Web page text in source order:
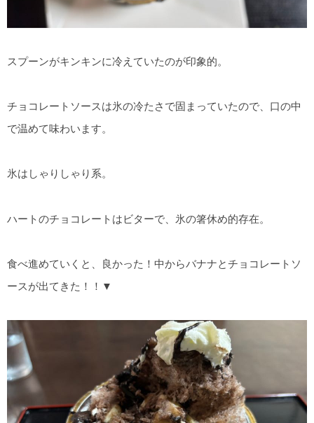
スプーンがキンキンに冷えていたのが印象的。
チョコレートソースは氷の冷たさで固まっていたので、口の中
で温めて味わいます。
氷はしゃりしゃり系。
ハートのチョコレートはビターで、氷の箸休め的存在。
食べ進めていくと、良かった！中からバナナとチョコレートソ
ースが出てきた！！▼